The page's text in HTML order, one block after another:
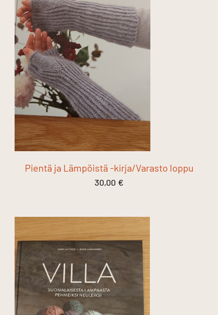
Pientä ja Lämpöistä -kirja/Varasto loppu
30,00 €